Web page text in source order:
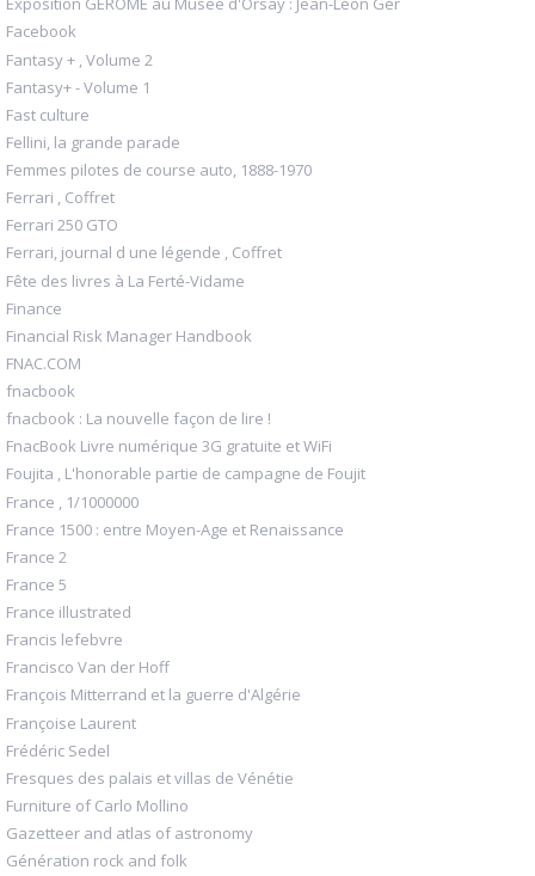
Facebook
Fantasy + , Volume 2
Fantasy+ - Volume 1
Fast culture
Fellini, la grande parade
Femmes pilotes de course auto, 1888-1970
Ferrari , Coffret
Ferrari 250 GTO
Ferrari, journal d une légende , Coffret
Fête des livres à La Ferté-Vidame
Finance
Financial Risk Manager Handbook
FNAC.COM
fnacbook
fnacbook : La nouvelle façon de lire !
FnacBook Livre numérique 3G gratuite et WiFi
Foujita , L'honorable partie de campagne de Foujit
France , 1/1000000
France 1500 : entre Moyen-Age et Renaissance
France 2
France 5
France illustrated
Francis lefebvre
Francisco Van der Hoff
François Mitterrand et la guerre d'Algérie
Françoise Laurent
Frédéric Sedel
Fresques des palais et villas de Vénétie
Furniture of Carlo Mollino
Gazetteer and atlas of astronomy
Génération rock and folk